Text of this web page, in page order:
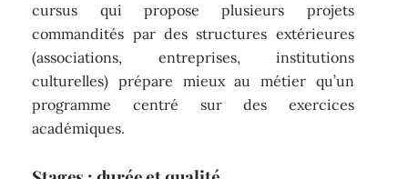
cursus qui propose plusieurs projets
commandités par des structures extérieures
(associations, entreprises, institutions
culturelles) prépare mieux au métier qu’un
programme centré sur des exercices
académiques.